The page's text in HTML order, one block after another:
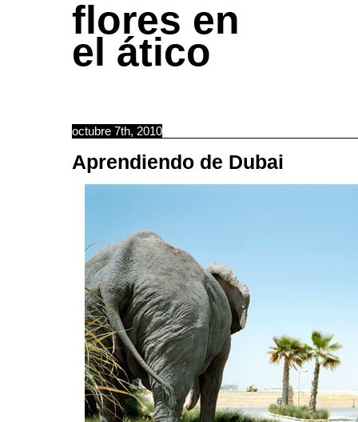
flores en
el ático
octubre 7th, 2010
Aprendiendo de Dubai